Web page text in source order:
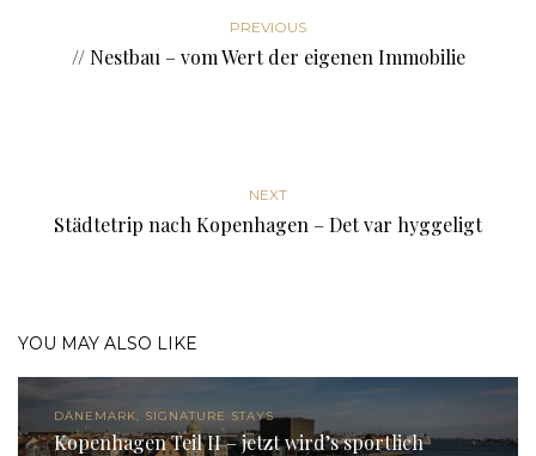
PREVIOUS
// Nestbau – vom Wert der eigenen Immobilie
NEXT
Städtetrip nach Kopenhagen – Det var hyggeligt
YOU MAY ALSO LIKE
DÄNEMARK, SIGNATURE STAYS
Kopenhagen Teil II – jetzt wird’s sportlich